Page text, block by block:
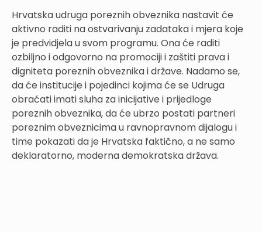
Hrvatska udruga poreznih obveznika nastavit će
aktivno raditi na ostvarivanju zadataka i mjera koje
je predvidjela u svom programu. Ona će raditi
ozbiljno i odgovorno na promociji i zaštiti prava i
digniteta poreznih obveznika i države. Nadamo se,
da će institucije i pojedinci kojima će se Udruga
obraćati imati sluha za inicijative i prijedloge
poreznih obveznika, da će ubrzo postati partneri
poreznim obveznicima u ravnopravnom dijalogu i
time pokazati da je Hrvatska faktično, a ne samo
deklaratorno, moderna demokratska država.